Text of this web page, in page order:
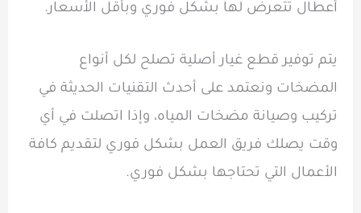
أعطال تتعرض لها بشكل فوري وبأقل الأسعار.
يتم توفير قطع غيار أصلية تصلح لكل أنواع
المضخات ونعتمد على أحدث التقنيات الحديثة في
تركيب وصيانة مضخات المياه، وإذا اتصلت في أي
وقت يصلك فريق العمل بشكل فوري لتقديم كافة
الأعمال التي تحتاجها بشكل فوري.